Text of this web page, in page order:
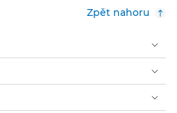
Zpět nahoru